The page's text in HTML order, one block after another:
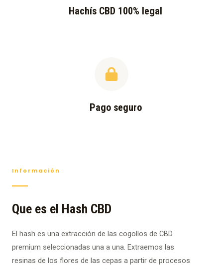
Hachís CBD 100% legal
Pago seguro
Información
Que es el Hash CBD
El hash es una extracción de las cogollos de CBD
premium seleccionadas una a una. Extraemos las
resinas de los flores de las cepas a partir de procesos